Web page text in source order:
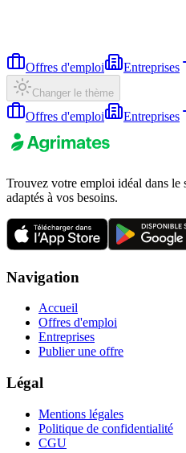
Offres d'emploi Entreprises
Changer le thème
Offres d'emploi Entreprises
Trouvez votre emploi idéal dans le
adaptés à vos besoins.
Navigation
Accueil
Offres d'emploi
Entreprises
Publier une offre
Légal
Mentions légales
Politique de confidentialité
CGU